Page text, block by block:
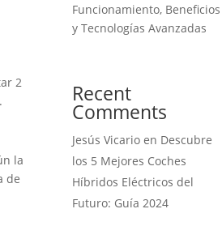
2
la
de
Funcionamiento, Beneficios
y Tecnologías Avanzadas
Recent
Comments
Jesús Vicario en Descubre
los 5 Mejores Coches
Híbridos Eléctricos del
Futuro: Guía 2024